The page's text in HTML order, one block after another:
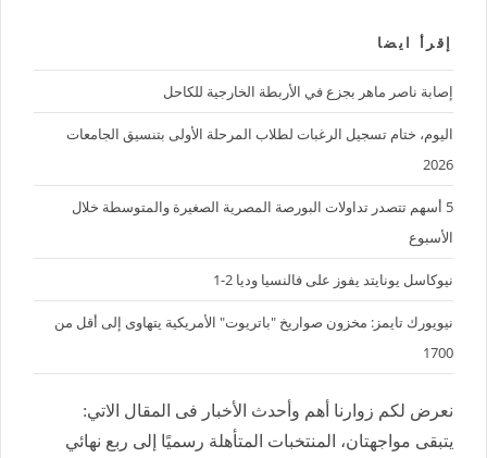
إقرأ ايضا
إصابة ناصر ماهر بجزع في الأربطة الخارجية للكاحل
اليوم، ختام تسجيل الرغبات لطلاب المرحلة الأولى بتنسيق الجامعات
2026
5 أسهم تتصدر تداولات البورصة المصرية الصغيرة والمتوسطة خلال
الأسبوع
نيوكاسل يونايتد يفوز على فالنسيا وديا 2-1
نيويورك تايمز: مخزون صواريخ "باتريوت" الأمريكية يتهاوى إلى أقل من
1700
نعرض لكم زوارنا أهم وأحدث الأخبار فى المقال الاتي:
يتبقى مواجهتان، المنتخبات المتأهلة رسميًا إلى ربع نهائي